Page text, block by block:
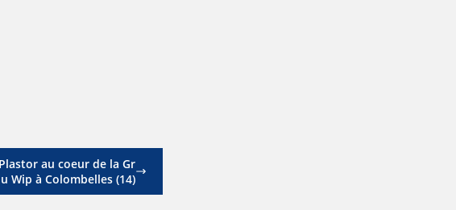
au coeur de la Gr
Wip à Colombelles (14)